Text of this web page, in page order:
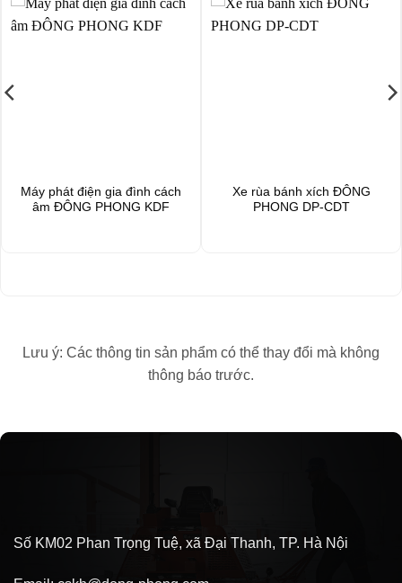
Máy phát điện gia đình cách
âm ĐÔNG PHONG KDF
Xe rùa bánh xích ĐÔNG
PHONG DP-CDT
Lưu ý: Các thông tin sản phẩm có thể thay đổi mà không
thông báo trước.
Số KM02 Phan Trọng Tuệ, xã Đại Thanh, TP. Hà Nội